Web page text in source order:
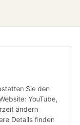
Sie den
YouTube,
ändern
Details finden